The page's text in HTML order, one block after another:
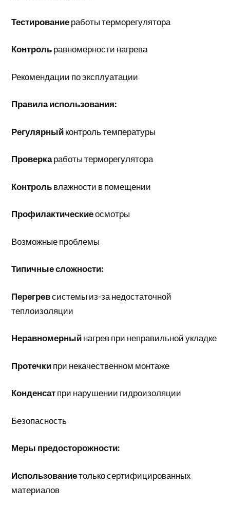
Тестированиеработы терморегулятора
Контрольравномерности нагрева
Рекомендации по эксплуатации
Правила использования:
Регулярныйконтроль температуры
Проверкаработы терморегулятора
Контрольвлажности в помещении
Профилактическиеосмотры
Возможные проблемы
Типичные сложности:
Перегревсистемы из-за недостаточной
теплоизоляции
Неравномерныйнагрев при неправильной укладке
Протечкипри некачественном монтаже
Конденсатпри нарушении гидроизоляции
Безопасность
Меры предосторожности:
Использованиетолько сертифицированных
материалов